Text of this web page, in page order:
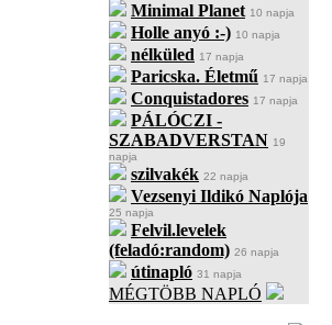
Minimal Planet 10 napja
Holle anyó :-) 10 napja
nélküled 17 napja
Paricska. Életmű 17 napja
Conquistadores 17 napja
PÁLÓCZI -
SZABADVERSTAN 19
napja
szilvakék 22 napja
Vezsenyi Ildikó Naplója
25 napja
Felvil.levelek
(feladó:random) 26 napja
útinapló 31 napja
MÉGTÖBB NAPLÓ